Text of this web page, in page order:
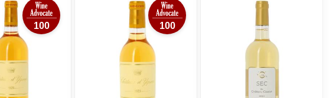
100 100